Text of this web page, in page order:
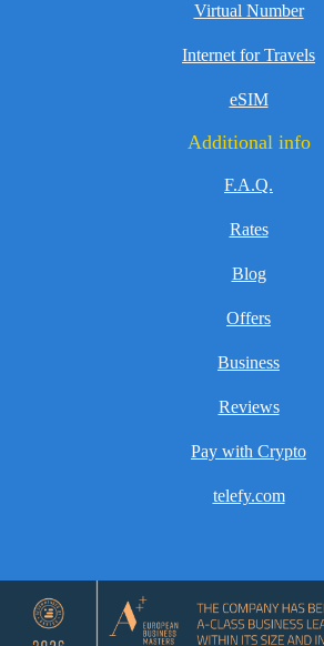
Virtual Number
Internet for Travels
eSIM
Additional info
F.A.Q.
Rates
Blog
Offers
Business
Reviews
Pay with Crypto
telefy.com